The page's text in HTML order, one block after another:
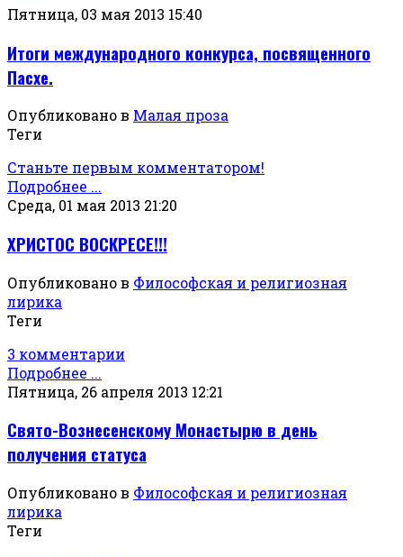
Пятница, 03 мая 2013 15:40
Итоги международного конкурса, посвященного
Пасхе.
Опубликовано в Малая проза
Теги
Станьте первым комментатором!
Подробнее ...
Среда, 01 мая 2013 21:20
ХРИСТОС ВОСКРЕСЕ!!!
Опубликовано в Философская и религиозная
лирика
Теги
3 комментарии
Подробнее ...
Пятница, 26 апреля 2013 12:21
Свято-Вознесенскому Монастырю в день
получения статуса
Опубликовано в Философская и религиозная
лирика
Теги